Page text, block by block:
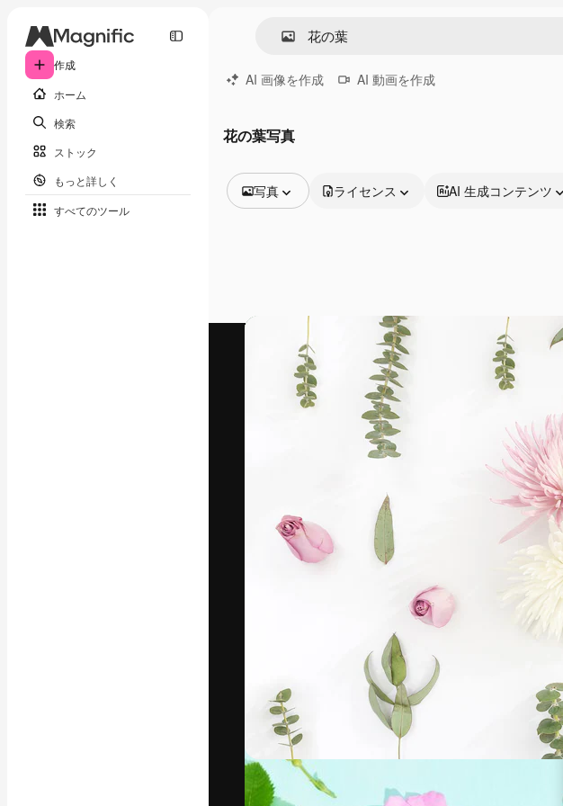
作成
ホーム
検索
ストック
もっと詳しく
すべてのツール
AI 画像を作成 AI 動画を作成
花の葉写真
写真
動画
モーショングラフィックス
動画テンプレート
ライセンス AI 生成コンテンツ
最高のクリエイティブ制作を導くためのプラ
ットフォーム。クリエイター、企業、代理
店、スタジオを含む100万人以上が利用して
Copyright © 2010-